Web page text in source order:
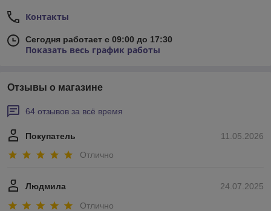
Контакты
Сегодня работает с 09:00 до 17:30
Показать весь график работы
Отзывы о магазине
64 отзывов за всё время
11.05.2026
Покупатель
Отлично
24.07.2025
Людмила
Отлично